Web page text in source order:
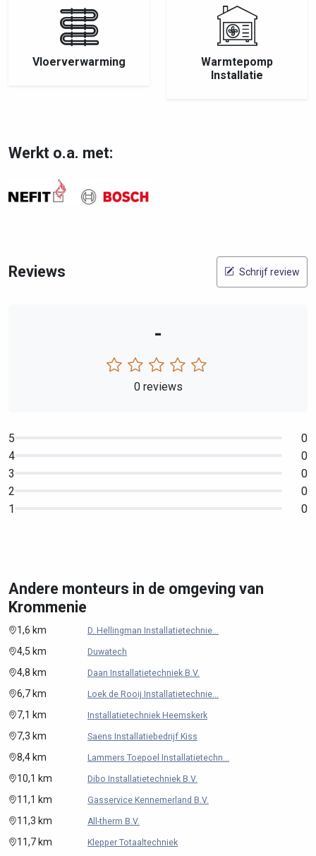
Vloerverwarming
Warmtepomp
Installatie
Werkt o.a. met:
Reviews Schrijf review
-
0 reviews
5
0
4
0
3
0
2
0
1
0
Andere monteurs in de omgeving van
Krommenie
1,6 km D. Hellingman Installatietechnie...
4,5 km Duwatech
4,8 km Daan Installatietechniek B.V.
6,7 km Loek de Rooij Installatietechnie...
7,1 km Installatietechniek Heemskerk
7,3 km Saens Installatiebedrijf Kiss
8,4 km Lammers Toepoel Installatietechn...
10,1 km Dibo Installatietechniek B.V.
11,1 km Gasservice Kennemerland B.V.
11,3 km All-therm B.V.
11,7 km Klepper Totaaltechniek